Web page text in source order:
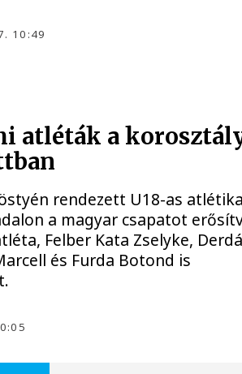
10:49
atléták a
rendezett U18-as
a magyar csapatot
Felber Kata Zselyke,
és Furda Botond is